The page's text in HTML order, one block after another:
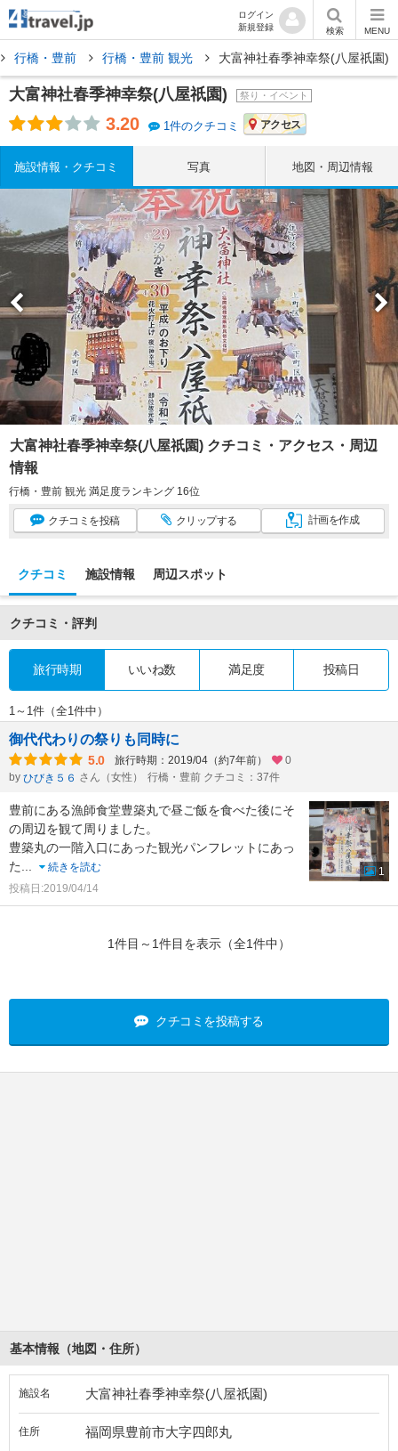
ログイン
新規登録
検索 MENU
行橋・豊前 行橋・豊前 観光 大富神社春季神幸祭(八屋祇園)
大富神社春季神幸祭(八屋祇園) 祭り・イベント
3.20 1件のクチコミ アクセス
施設情報・クチコミ 写真 地図・周辺情報
大富神社春季神幸祭(八屋祇園) クチコミ・アクセス・周辺
情報
行橋・豊前 観光 満足度ランキング 16位
クチコミ を投稿 クリップする 計画を作成
クチコミ 施設情報 周辺スポット
クチコミ・評判
旅行時期 いいね数 満足度 投稿日
1～1件（全1件中）
御代代わりの祭りも同時に
5.0 旅行時期：2019/04（約7年前）
0
by ひびき５６ さん（女性） 行橋・豊前 クチコミ：37件
豊前にある漁師食堂豊築丸で昼ご飯を食べた後にそ
の周辺を観て周りました。
豊築丸の一階入口にあった観光パンフレットにあっ
た...
続きを読む
投稿日:2019/04/14
1
1件目～1件目を表示（全1件中）
クチコミを投稿する
基本情報（地図・住所）
施設名 大富神社春季神幸祭(八屋祇園)
住所 福岡県豊前市大字四郎丸